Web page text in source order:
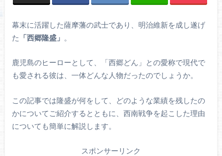
幕末に活躍した薩摩藩の武士であり、明治維新を成し遂げ
た 「西郷隆盛」 。
鹿児島のヒーローとして、「西郷どん」との愛称で現代で
も愛される彼は、一体どんな人物だったのでしょうか。
この記事では隆盛が何をして、どのような業績を残したの
かについてご紹介するとともに、西南戦争を起こした理由
についても簡単に解説します。
スポンサーリンク